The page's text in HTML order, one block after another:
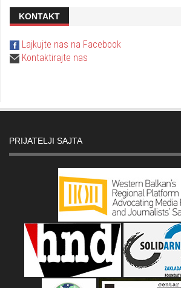
KONTAKT
Lajkujte nas na Facebook
Kontaktirajte nas
PRIJATELJI SAJTA